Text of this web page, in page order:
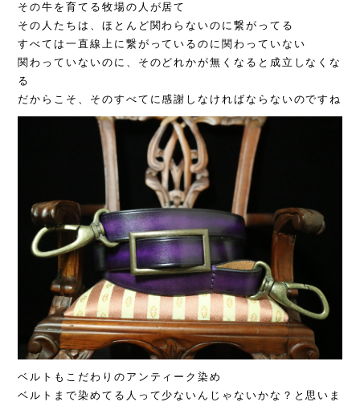
その牛を育てる牧場の人が居て
その人たちは、ほとんど関わらないのに繋がってる
すべては一直線上に繋がっているのに関わっていない
関わっていないのに、そのどれかが無くなると成立しなくな
る
だからこそ、そのすべてに感謝しなければならないのですね
ベルトもこだわりのアンティーク染め
ベルトまで染めてる人って少ないんじゃないかな？と思いま